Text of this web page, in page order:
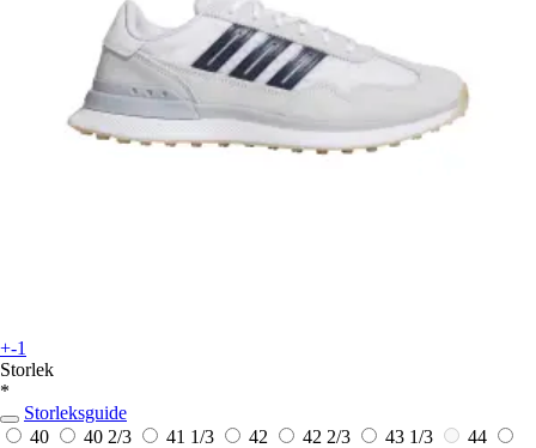
+-1
Storlek
*
Storleksguide
40
40 2/3 41 1/3 42 42 2/3 43 1/3
44